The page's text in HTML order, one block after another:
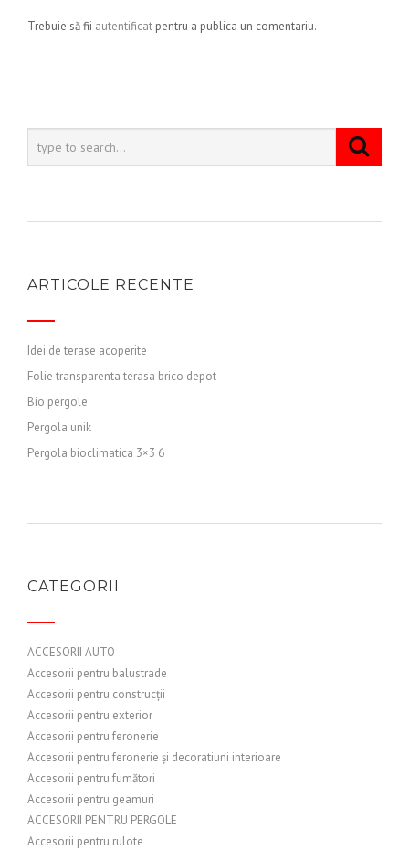
Trebuie să fii autentificat pentru a publica un comentariu.
ARTICOLE RECENTE
Idei de terase acoperite
Folie transparenta terasa brico depot
Bio pergole
Pergola unik
Pergola bioclimatica 3×3 6
CATEGORII
ACCESORII AUTO
Accesorii pentru balustrade
Accesorii pentru construcții
Accesorii pentru exterior
Accesorii pentru feronerie
Accesorii pentru feronerie și decoratiuni interioare
Accesorii pentru fumători
Accesorii pentru geamuri
ACCESORII PENTRU PERGOLE
Accesorii pentru rulote